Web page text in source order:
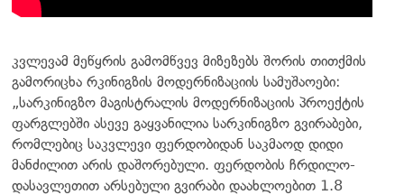
კვლევამ მეწყრის გამომწვევ მიზეზებს შორის თითქმის
გამორიცხა რკინიგზის მოდერნიზაციის სამუშაოები:
„სარკინიგზო მაგისტრალის მოდერნიზაციის პროექტის
ფარგლებში ასევე გაყვანილია სარკინიგზო გვირაბები,
რომლებიც საკვლევი ფერდობიდან საკმაოდ დიდი
მანძილით არის დაშორებული. ფერდობის ჩრდილო-
დასავლეთით არსებული გვირაბი დაახლოებით 1.8